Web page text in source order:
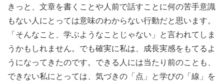
きっと、文章を書くことや人前で話すことに何の苦手意識
もない人にとっては意味のわからない行動だと思います。
「そんなこと、学ぶようなことじゃない」と言われてしま
うかもしれません。でも確実に私は、成長実感をもてるよ
うになってきたのです。できる人には当たり前のことも、
できない私にとっては、気づきの「点」と学びの「線」を